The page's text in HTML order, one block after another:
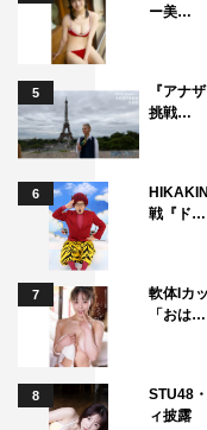
ー美…
5
『アナ
挑戦…
6
戦『ド…
7
軟体Iカ
「おは…
8
STU48
ィ披露